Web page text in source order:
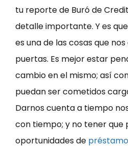
tu reporte de Buró de
detalle importante. Y es
es una de las cosas que
puertas. Es mejor estar
cambio en el mismo; así
puedan ser cometidos
Darnos cuenta a tiempo
con tiempo; y no tener que
oportunidades de